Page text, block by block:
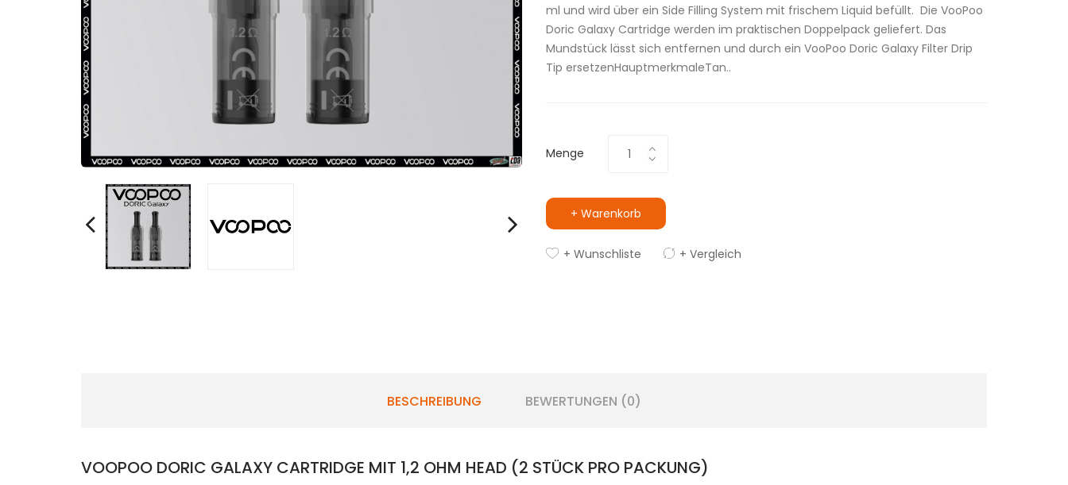
ml und wird über ein Side Filling System mit frischem Liquid befüllt. Die VooPoo
Doric Galaxy Cartridge werden im praktischen Doppelpack geliefert. Das
Mundstück lässt sich entfernen und durch ein VooPoo Doric Galaxy Filter Drip
Tip ersetzenHauptmerkmaleTan..
Menge
+ Warenkorb
+ Wunschliste + Vergleich
BESCHREIBUNG BEWERTUNGEN (0)
VOOPOO DORIC GALAXY CARTRIDGE MIT 1,2 OHM HEAD (2 STÜCK PRO PACKUNG)